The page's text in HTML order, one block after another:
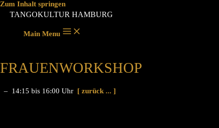
Zum Inhalt springen
TANGOKULTUR HAMBURG
Main Menu
FRAUENWORKSHOP
– 14:15 bis 16:00 Uhr [ zurück ... ]